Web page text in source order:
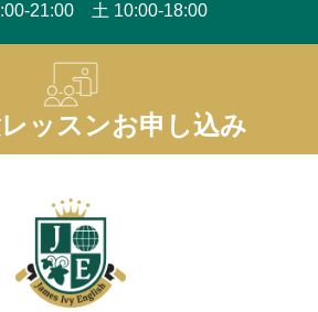
21:00 土 10:00-18:00
ッスンお申し込み